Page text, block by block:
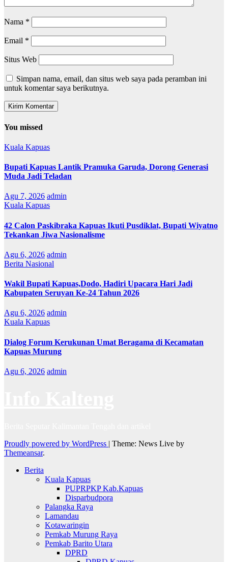
Nama *
Email *
Situs Web
Simpan nama, email, dan situs web saya pada peramban ini
untuk komentar saya berikutnya.
You missed
Kuala Kapuas
Bupati Kapuas Lantik Pramuka Garuda, Dorong Generasi
Muda Jadi Teladan
Agu 7, 2026 admin
Kuala Kapuas
42 Calon Paskibraka Kapuas Ikuti Pusdiklat, Bupati Wiyatno
Tekankan Jiwa Nasionalisme
Agu 6, 2026 admin
Berita Nasional
Wakil Bupati Kapuas,Dodo, Hadiri Upacara Hari Jadi
Kabupaten Seruyan Ke-24 Tahun 2026
Agu 6, 2026 admin
Kuala Kapuas
Dialog Forum Kerukunan Umat Beragama di Kecamatan
Kapuas Murung
Agu 6, 2026 admin
Proudly powered by WordPress | Theme: News Live by
Themeansar.
Berita
Kuala Kapuas
PUPRPKP Kab.Kapuas
Disparbudpora
Palangka Raya
Lamandau
Kotawaringin
Pemkab Murung Raya
Pemkab Barito Utara
DPRD